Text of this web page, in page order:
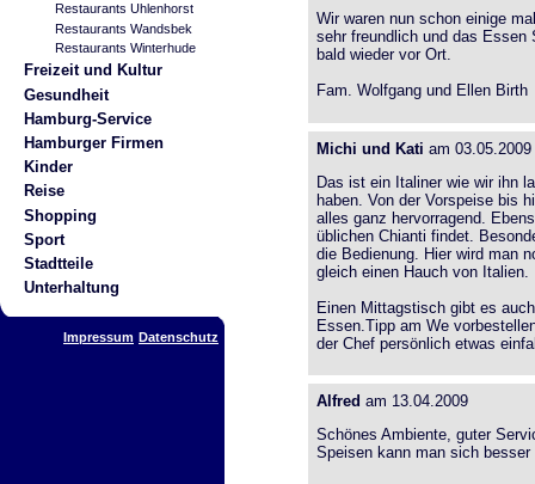
Restaurants Uhlenhorst
Restaurants Wandsbek
Restaurants Winterhude
Freizeit und Kultur
Gesundheit
Hamburg-Service
Hamburger Firmen
Kinder
Reise
Shopping
Sport
Stadtteile
Unterhaltung
Impressum Datenschutz
Wir waren nun schon einige
sehr freundlich und das Essen
bald wieder vor Ort.
Fam. Wolfgang und Ellen Birth
Michi und Kati am 03.05.2009
Das ist ein Italiner wie wir ihn
haben. Von der Vorspeise bis
alles ganz hervorragend.
üblichen Chianti findet.
die Bedienung. Hier wird man
gleich einen Hauch von Italien.
Einen Mittagstisch gibt es
Essen.Tipp am We
der Chef persönlich etwas
Alfred am 13.04.2009
Schönes Ambiente, guter
Speisen kann man sich besser